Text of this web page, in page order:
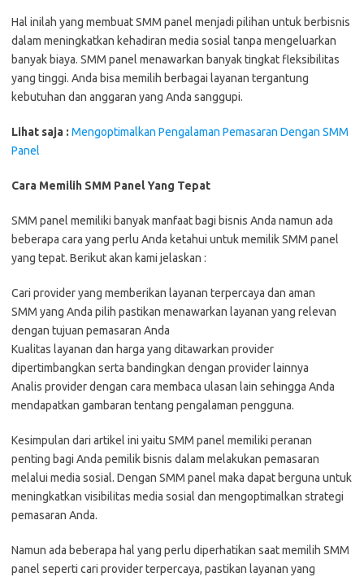
Hal inilah yang membuat SMM panel menjadi pilihan untuk berbisnis
dalam meningkatkan kehadiran media sosial tanpa mengeluarkan
banyak biaya. SMM panel menawarkan banyak tingkat fleksibilitas
yang tinggi. Anda bisa memilih berbagai layanan tergantung
kebutuhan dan anggaran yang Anda sanggupi.
Lihat saja : Mengoptimalkan Pengalaman Pemasaran Dengan SMM
Panel
Cara Memilih SMM Panel Yang Tepat
SMM panel memiliki banyak manfaat bagi bisnis Anda namun ada
beberapa cara yang perlu Anda ketahui untuk memilik SMM panel
yang tepat. Berikut akan kami jelaskan :
Cari provider yang memberikan layanan terpercaya dan aman
SMM yang Anda pilih pastikan menawarkan layanan yang relevan
dengan tujuan pemasaran Anda
Kualitas layanan dan harga yang ditawarkan provider
dipertimbangkan serta bandingkan dengan provider lainnya
Analis provider dengan cara membaca ulasan lain sehingga Anda
mendapatkan gambaran tentang pengalaman pengguna.
Kesimpulan dari artikel ini yaitu SMM panel memiliki peranan
penting bagi Anda pemilik bisnis dalam melakukan pemasaran
melalui media sosial. Dengan SMM panel maka dapat berguna untuk
meningkatkan visibilitas media sosial dan mengoptimalkan strategi
pemasaran Anda.
Namun ada beberapa hal yang perlu diperhatikan saat memilih SMM
panel seperti cari provider terpercaya, pastikan layanan yang